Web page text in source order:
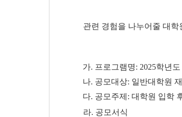
관련 경험을 나누어줄 대
가. 프로그램명: 2025학년
나. 공모대상: 일반대학원
다. 공모주제 :대학원 입학
라. 공모서식